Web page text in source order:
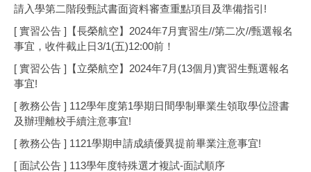
請入學第二階段甄試書面資料審查重點項目及準備指引!
[ 實習公告 ]【長榮航空】2024年7月實習生//第二次//甄選報名
事宜，收件截止日3/1(五)12:00前！
[ 實習公告 ]【立榮航空】2024年7月(13個月)實習生甄選報名
事宜!
[ 教務公告 ] 112學年度第1學期日間學制畢業生領取學位證書
及辦理離校手續注意事宜!
[ 教務公告 ] 1121學期申請成績優異提前畢業注意事宜!
[ 面試公告 ] 113學年度特殊選才複試-面試順序